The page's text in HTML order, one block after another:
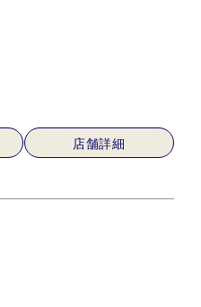
店舗詳細